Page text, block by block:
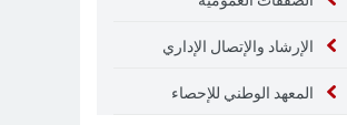
الإرشاد والإتصال الإداري
المعهد الوطني للإحصاء